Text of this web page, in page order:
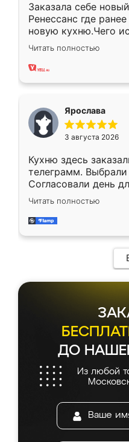
Заказала себе
Ренессанс где
новую кухню.Чего
вполне довольна.
два года, нареканий
Читать полностью
Ярослава
3 августа 2026
Кухню здесь
телеграмм.
Согласовали день
недели кухня была
довольны работой.
мебель за
Читать полностью
ДО
Из любой